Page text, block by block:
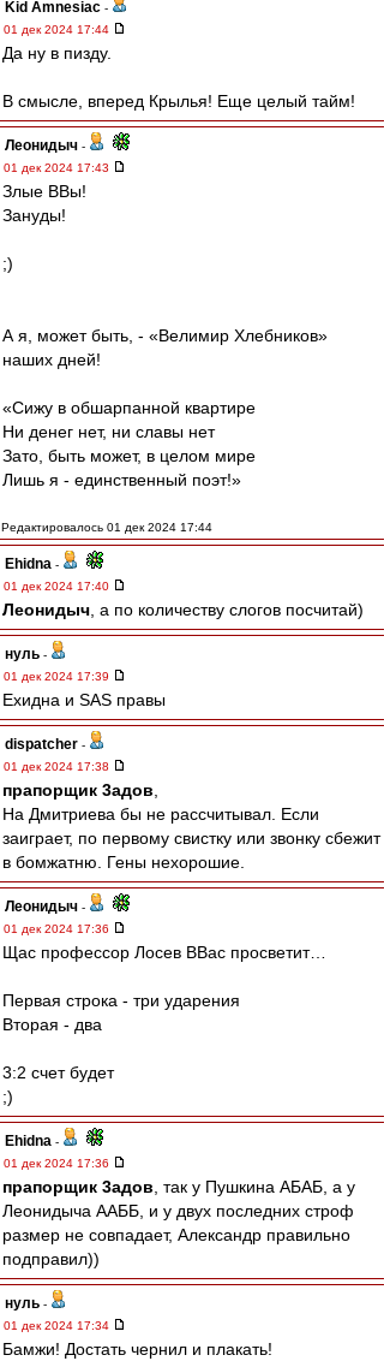
Kid Amnesiac -
01 дек 2024 17:44
Да ну в пизду.
В смысле, вперед Крылья! Еще целый тайм!
Леонидыч -
01 дек 2024 17:43
Злые ВВы!
Зануды!
;)
А я, может быть, - «Велимир Хлебников»
наших дней!
«Сижу в обшарпанной квартире
Ни денег нет, ни славы нет
Зато, быть может, в целом мире
Лишь я - единственный поэт!»
Редактировалось 01 дек 2024 17:44
Ehidna -
01 дек 2024 17:40
Леонидыч , а по количеству слогов посчитай)
нуль -
01 дек 2024 17:39
Ехидна и SAS правы
dispatcher -
01 дек 2024 17:38
прапорщик 3адoв
На Дмитриева бы не рассчитывал. Если
заиграет, по первому свистку или звонку сбежит
в бомжатню. Гены нехорошие.
Леонидыч -
01 дек 2024 17:36
Щас профессор Лосев ВВас просветит…
Первая строка - три ударения
Вторая - два
3:2 счет будет
;)
Ehidna -
01 дек 2024 17:36
прапорщик 3адoв , так у Пушкина АБАБ, а у
Леонидыча ААББ, и у двух последних строф
размер не совпадает, Александр правильно
подправил))
нуль -
01 дек 2024 17:34
Бамжи! Достать чернил и плакать!